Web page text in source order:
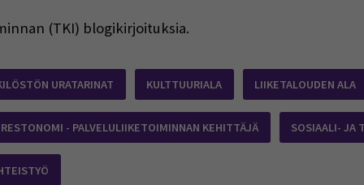
(TKI) blogikirjoituksia.
URATARINAT KULTTUURIALA LIIKETALOUDEN ALA
RESTONOMI - PALVELULIIKETOIMINNAN KEHITTÄJÄ SOSIAALI- JA